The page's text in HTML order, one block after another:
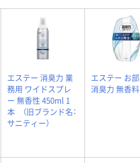
エステー 消臭力 業
務用 ワイドスプレ
ー 無香性 450ml 1
本 （旧ブランド名：
サニティー）
エステー お
消臭力 無香料